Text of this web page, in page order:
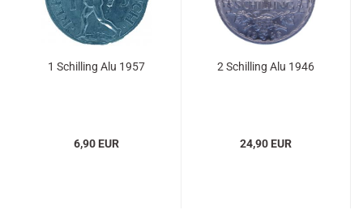
1 Schilling Alu 1957
6,90 EUR
2 Schilling Alu 1946
24,90 EUR